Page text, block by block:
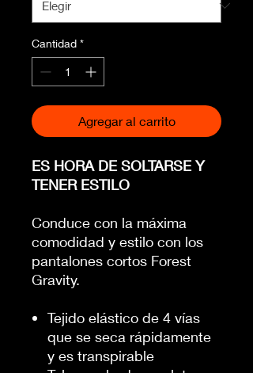
Cantidad *
Agregar al carrito
ES HORA DE SOLTARSE Y
TENER ESTILO
Conduce con la máxima
comodidad y estilo con los
pantalones cortos Forest
Gravity.
Tejido elástico de 4 vías
que se seca rápidamente
y es transpirable